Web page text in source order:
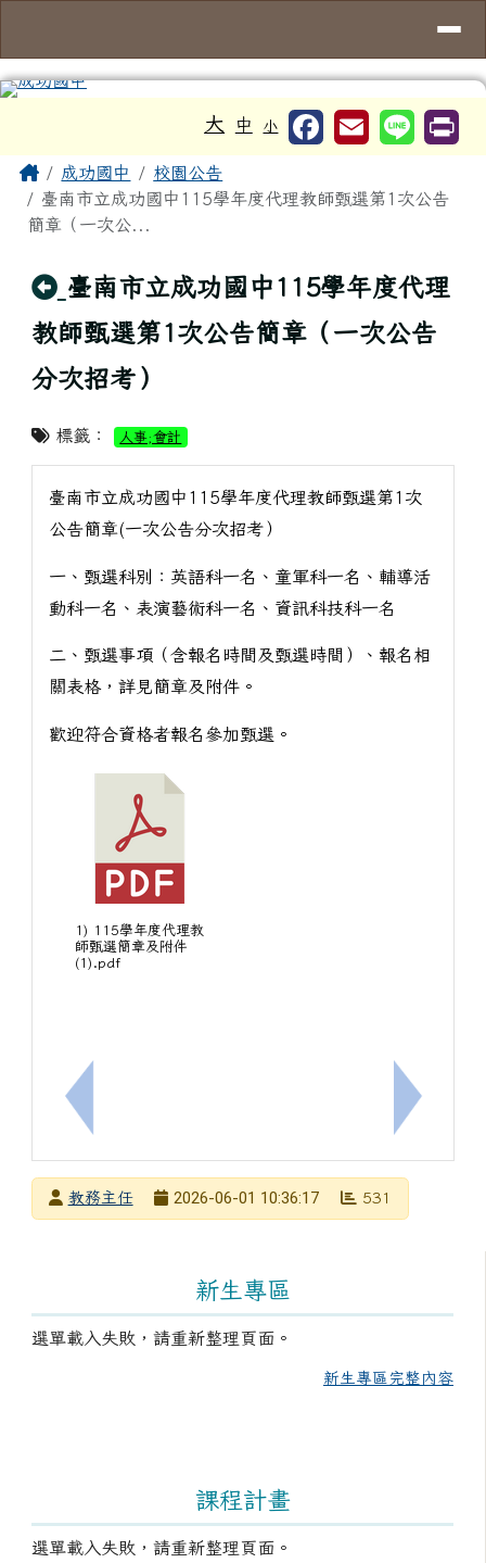
大 中 小
主內容區域
Home成功國中
校園公告
臺南市立成功國中115學年度代理教師甄選第1次公告
簡章（一次公...
回上頁
臺南市立成功國中115學年度代理
教師甄選第1次公告簡章（一次公告
分次招考）
標籤： 人事;會計
上一筆：「臺南青力積動計畫- 玩科學．動權利．創
臺南市立成功國中115學年度代理教師甄選第1次
公告簡章(一次公告分次招考）
一、甄選科別：英語科一名、童軍科一名、輔導活
動科一名、表演藝術科一名、資訊科技科一名
二、甄選事項（含報名時間及甄選時間）、報名相
關表格，詳見簡章及附件。
歡迎符合資格者報名參加甄選。
1) 115學年度代理教
師甄選簡章及附件
(1).pdf
下一筆：
發布者教務主任
2026-06-01 10:36:17 531
新生專區
選單載入失敗，請重新整理頁面。
新生專區完整內容
課程計畫
選單載入失敗，請重新整理頁面。
頁尾區域